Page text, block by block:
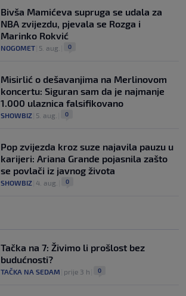
Bivša Mamićeva supruga se udala za
NBA zvijezdu, pjevala se Rozga i
Marinko Rokvić
NOGOMET 5. aug. 0
Misirlić o dešavanjima na Merlinovom
koncertu: Siguran sam da je najmanje
1.000 ulaznica falsifikovano
SHOWBIZ 5. aug. 0
Pop zvijezda kroz suze najavila pauzu u
karijeri: Ariana Grande pojasnila zašto
se povlači iz javnog života
SHOWBIZ 4. aug. 0
Tačka na 7: Živimo li prošlost bez
budućnosti?
TAČKA NA SEDAM prije 3 h 0